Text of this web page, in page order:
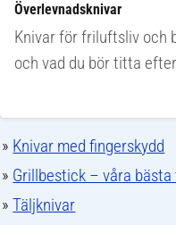
Överlevnadsknivar
Knivar för friluftsliv och
och vad du bör titta
» Knivar med fingerskydd
» Grillbestick – våra bästa
»Täljknivar